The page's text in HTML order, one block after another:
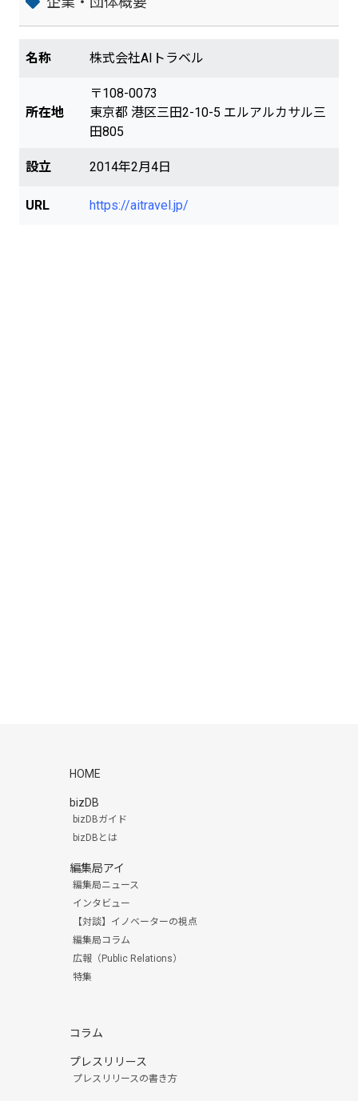
名称 株式会社AIトラベル
所在地
〒108-0073
東京都 港区三田2-10-5 エルアルカサル三
田805
設立 2014年2月4日
URL https://aitravel.jp/
HOME
bizDB
bizDBガイド
bizDBとは
編集局アイ
編集局ニュース
インタビュー
【対談】イノベーターの視点
編集局コラム
広報（Public Relations）
特集
コラム
プレスリリース
プレスリリースの書き方